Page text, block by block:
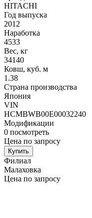
HITACHI
Год выпуска
2012
Наработка
4533
Вес, кг
34140
Ковш, куб. м
1.38
Страна производства
Япония
VIN
HCMBWB00E00032240
Модификации
0 посмотреть
Цена по запросу
Купить
Филиал
Малаховка
Цена по запросу